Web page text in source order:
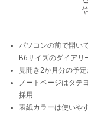
パソコンの前で開い
B6サイズのダイアリ
見開き2か月分の予
ノートページはタテ
採用
表紙カラーは使いや